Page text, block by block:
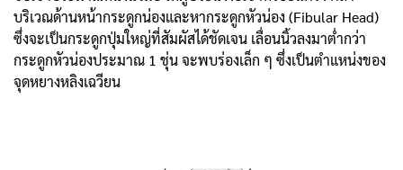
บริเวณด้านหน้ากระดูกน่องและหากระดูกหัวน่อง (Fibular Head)
ซึ่งจะเป็นกระดูกปุ่มใหญ่ที่สัมผัสได้ชัดเจน เลื่อนนิ้วลงมาต่ำกว่า
กระดูกหัวน่องประมาณ 1 ชุ่น จะพบร่องเล็ก ๆ ซึ่งเป็นตำแหน่งของ
จุดหยางหลิงเฉวียน